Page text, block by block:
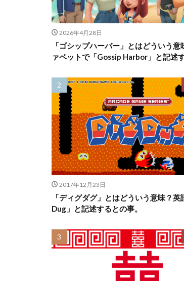
2026年4月28日
「ゴシップハーバー」とはどういう意
ァベットで「Gossip Harbor」と記述
2017年12月23日
「ディグダグ」とはどういう意味？
Dug」と記述するとの事。